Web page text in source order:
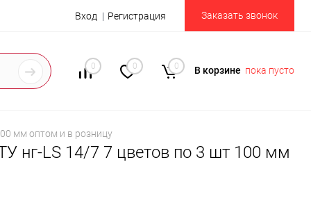
Вход Регистрация Заказать звонок
0 0 0 В корзине пока пусто
мм оптом и в розницу
нг-LS 14/7 7 цветов по 3 шт 100 мм